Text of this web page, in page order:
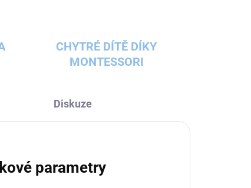
CHYTRÉ DÍTĚ DÍKY
MONTESSORI
Diskuze
parametry